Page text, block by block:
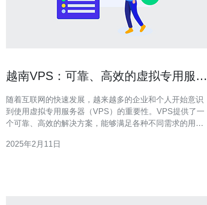
越南VPS：可靠、高效的虚拟专用服务
随着互联网的快速发展，越来越多的企业和个人开始意识
到使用虚拟专用服务器（VPS）的重要性。VPS提供了一
个可靠、高效的解决方案，能够满足各种不同需求的用
是一个值得选择的解决方案。 越南VPS是一种基于云计算
2025年2月11日